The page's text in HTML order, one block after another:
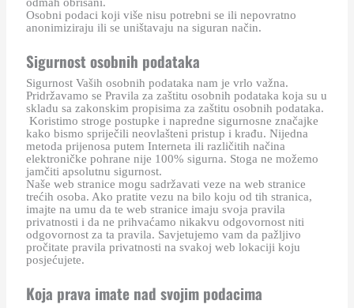
Osobni podaci koji više nisu potrebni se ili nepovratno
anonimiziraju ili se uništavaju na siguran način.
Sigurnost osobnih podataka
Sigurnost Vaših osobnih podataka nam je vrlo važna.
Pridržavamo se Pravila za zaštitu osobnih podataka koja su u
skladu sa zakonskim propisima za zaštitu osobnih podataka.
Koristimo stroge postupke i napredne sigurnosne značajke
kako bismo spriječili neovlašteni pristup i krađu. Nijedna
metoda prijenosa putem Interneta ili različitih načina
elektroničke pohrane nije 100% sigurna. Stoga ne možemo
jamčiti apsolutnu sigurnost.
Naše web stranice mogu sadržavati veze na web stranice
trećih osoba. Ako pratite vezu na bilo koju od tih stranica,
imajte na umu da te web stranice imaju svoja pravila
privatnosti i da ne prihvaćamo nikakvu odgovornost niti
odgovornost za ta pravila. Savjetujemo vam da pažljivo
pročitate pravila privatnosti na svakoj web lokaciji koju
posjećujete.
Koja prava imate nad svojim podacima